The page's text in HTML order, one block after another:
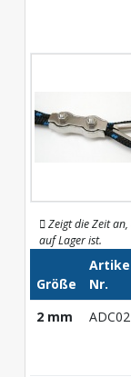
Zeigt die Zeit
auf Lager ist.
Größe
Nr.
2 mm
ADC02